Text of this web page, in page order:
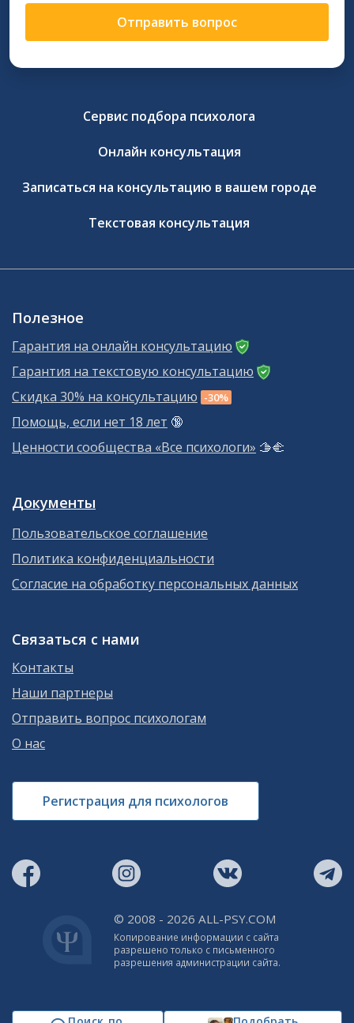
Отправить вопрос
Сервис подбора психолога
Онлайн консультация
Записаться на консультацию в вашем городе
Текстовая консультация
Полезное
Гарантия на онлайн консультацию
Гарантия на текстовую консультацию
Скидка 30% на консультацию -30%
Помощь, если нет 18 лет 🔞
Ценности сообщества «Все психологи» 🫱‍🫲
Документы
Пользовательское соглашение
Политика конфиденциальности
Согласие на обработку персональных данных
Связаться с нами
Контакты
Наши партнеры
Отправить вопрос психологам
О нас
Регистрация для психологов
© 2008 - 2026 ALL-PSY.COM
Копирование информации с сайта
разрешено только с письменного
разрешения администрации сайта.